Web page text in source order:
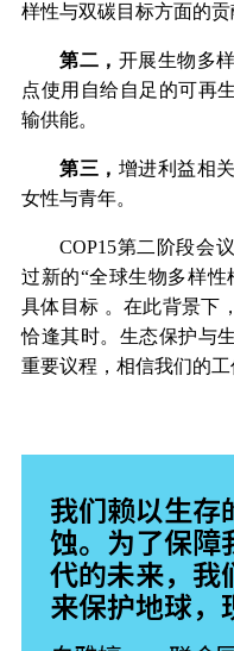
样性与双碳目标方面的贡
第二， 开展生物多
点使用自给自足的可再
输供能。
第三， 增进利益相
女性与青年。
COP15第二阶段会
过新的“全球生物多样
具体目标 。在此背景下
恰逢其时。生态保护与
重要议程，相信我们的工
我们赖以生存
蚀。为了保障
代的未来，我
来保护地球，